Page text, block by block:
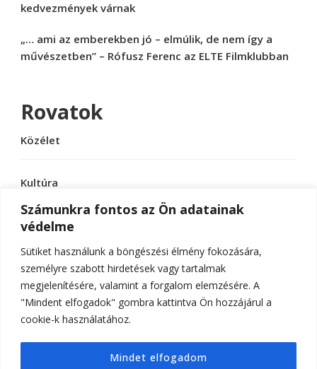
Számunkra fontos az Ön adatainak
védelme
Sütiket használunk a böngészési élmény fokozására,
személyre szabott hirdetések vagy tartalmak
megjelenítésére, valamint a forgalom elemzésére. A
"Mindent elfogadok" gombra kattintva Ön hozzájárul a
cookie-k használatához.
Mindet elfogadom
kedvezmények várnak
„… ami az emberekben jó – elmúlik, de nem így a
művészetben” – Rófusz Ferenc az ELTE Filmklubban
Rovatok
Közélet
Kultúra
Sport
Tudomány
© Szerzői jog 2026ELTE Online